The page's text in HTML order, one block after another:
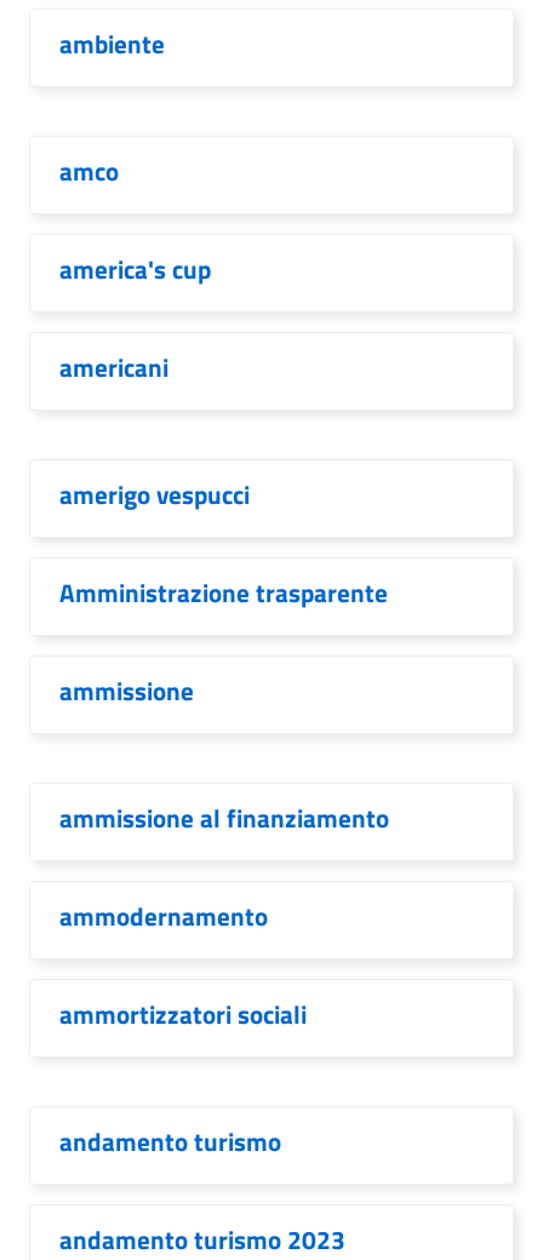
ambiente
amco
america's cup
americani
amerigo vespucci
Amministrazione trasparente
ammissione
ammissione al finanziamento
ammodernamento
ammortizzatori sociali
andamento turismo
andamento turismo 2023